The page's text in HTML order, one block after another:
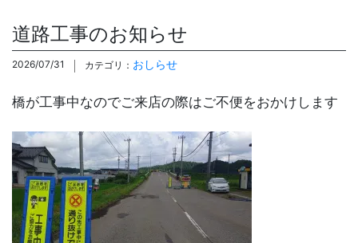
道路工事のお知らせ
2026/07/31 カテゴリ： おしらせ
橋が工事中なのでご来店の際はご不便をおかけします